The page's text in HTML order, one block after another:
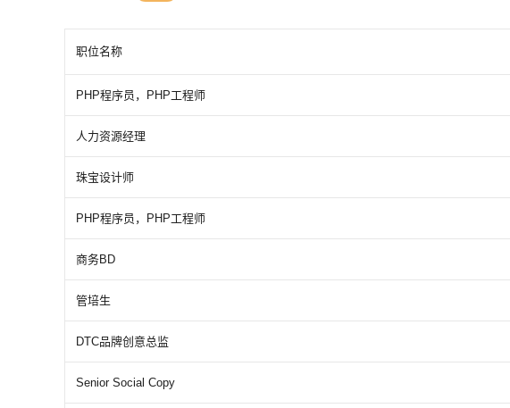
职位名称
PHP程序员，PHP工程师
人力资源经理
珠宝设计师
PHP程序员，PHP工程师
商务BD
管培生
DTC品牌创意总监
Senior Social Copy